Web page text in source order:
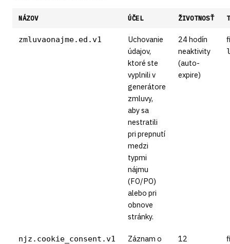
NÁZOV ÚČEL ŽIVOTNOSŤ
zmluvaonajme.ed.v1
Uchovanie
údajov,
ktoré ste
vyplnili v
generátore
zmluvy,
aby sa
nestratili
pri prepnutí
medzi
typmi
nájmu
(FO/PO)
alebo pri
obnove
stránky.
24 hodín
neaktivity
(auto-
expire)
njz.cookie_consent.v1
Záznam o
12